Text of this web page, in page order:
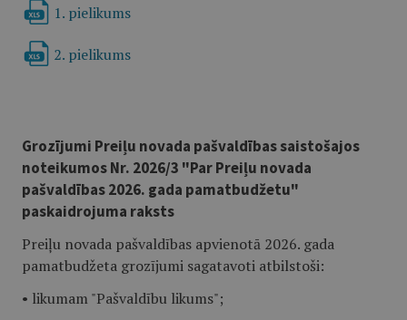
1. pielikums
2. pielikums
Grozījumi Preiļu novada pašvaldības saistošajos
noteikumos Nr. 2026/3 "Par Preiļu novada
pašvaldības 2026. gada pamatbudžetu"
paskaidrojuma raksts
Preiļu novada pašvaldības apvienotā 2026. gada
pamatbudžeta grozījumi sagatavoti atbilstoši:
• likumam "Pašvaldību likums";